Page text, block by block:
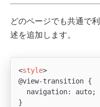
どのページでも共通で
述を追加します。
<style>
@view-transition {
  navigation: auto;